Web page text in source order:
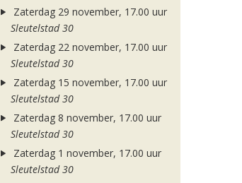
Zaterdag 29 november, 17.00 uur
Sleutelstad 30
Zaterdag 22 november, 17.00 uur
Sleutelstad 30
Zaterdag 15 november, 17.00 uur
Sleutelstad 30
Zaterdag 8 november, 17.00 uur
Sleutelstad 30
Zaterdag 1 november, 17.00 uur
Sleutelstad 30